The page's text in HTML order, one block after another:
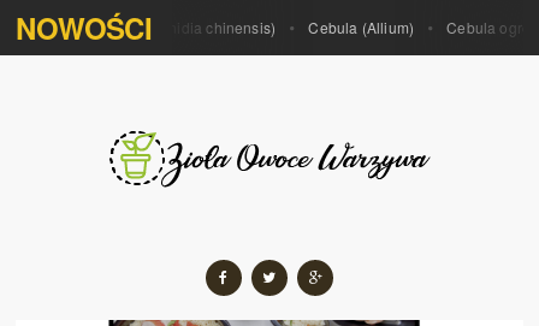
NOWOŚCIKiwi (Actinidia chinensis) Cebula (Allium) Cebula